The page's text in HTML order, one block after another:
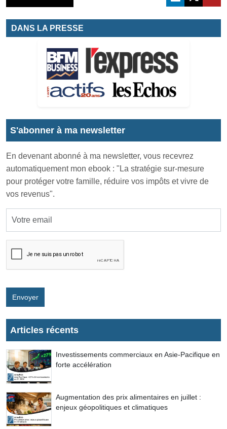
DANS LA PRESSE
S'abonner à ma newsletter
En devenant abonné à ma newsletter, vous recevrez
automatiquement mon ebook : "La stratégie sur-mesure
pour protéger votre famille, réduire vos impôts et vivre de
vos revenus".
Envoyer
Articles récents
Investissements commerciaux en Asie-Pacifique en
forte accélération
Augmentation des prix alimentaires en juillet :
enjeux géopolitiques et climatiques